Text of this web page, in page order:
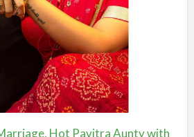
Hot Pavitra Aunty with